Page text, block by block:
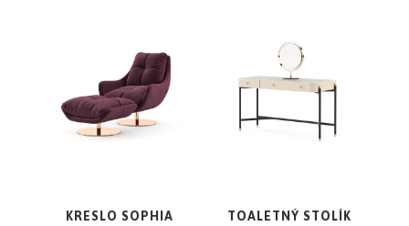
KRESLO SOPHIA
TOALETNÝ STOLÍK